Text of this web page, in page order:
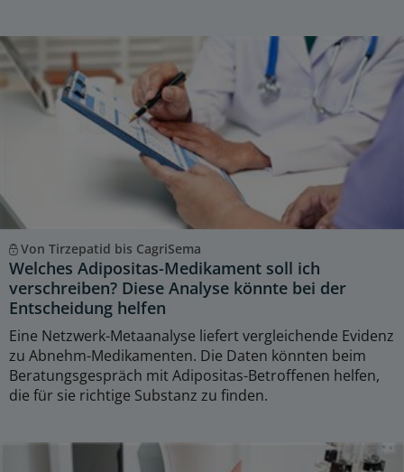
Von Tirzepatid bis CagriSema
Welches Adipositas-Medikament soll ich
verschreiben? Diese Analyse könnte bei der
Entscheidung helfen
Eine Netzwerk-Metaanalyse liefert vergleichende Evidenz
zu Abnehm-Medikamenten. Die Daten könnten beim
Beratungsgespräch mit Adipositas-Betroffenen helfen,
die für sie richtige Substanz zu finden.